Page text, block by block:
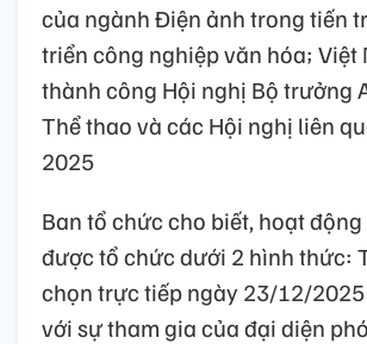
của ngành Điện ảnh trong tiến
triển công nghiệp văn hóa; Việt
thành công Hội nghị Bộ trưởng
Thể thao và các Hội nghị liên
2025
Ban tổ chức cho biết, hoạt
được tổ chức dưới 2 hình thức:
chọn trực tiếp ngày 23/12/
với sự tham gia của đại diện